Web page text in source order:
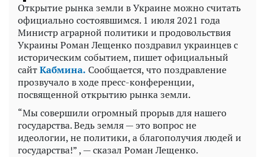
Открытие рынка земли в Украине можно считать
официально состоявшимся. 1 июля 2021 года
Министр аграрной политики и продовольствия
Украины Роман Лещенко поздравил украинцев с
историческим событием, пишет официальный
сайтКабмина. Сообщается, что поздравление
прозвучало в ходе пресс-конференции,
посвященной открытию рынка земли.
“Мы совершили огромный прорыв для нашего
государства. Ведь земля — это вопрос не
идеологии, не политики, а благополучия людей и
государства!” , — сказал Роман Лещенко.